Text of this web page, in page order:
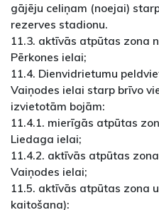
gājēju celiņam (noejai)
rezerves stadionu.
11.3. aktīvās atpūtas zona
Pērkones ielai;
11.4. Dienvidrietumu
Vaiņodes ielai starp brīvo
izvietotām bojām:
11.4.1. mierīgās atpūtas
Liedaga ielai;
11.4.2. aktīvās atpūtas
Vaiņodes ielai;
11.5. aktīvās atpūtas zona
kaitošana):